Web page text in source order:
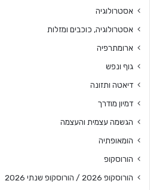
אסטרולוגיה
אסטרולוגיה, כוכבים ומזלות
ארומתרפיה
גוף ונפש
דיאטה ותזונה
דמיון מודרך
הגשמה עצמית והעצמה
הומאופתיה
הורוסקופ
הורוסקופ 2026 / הורוסקופ שנתי 2026